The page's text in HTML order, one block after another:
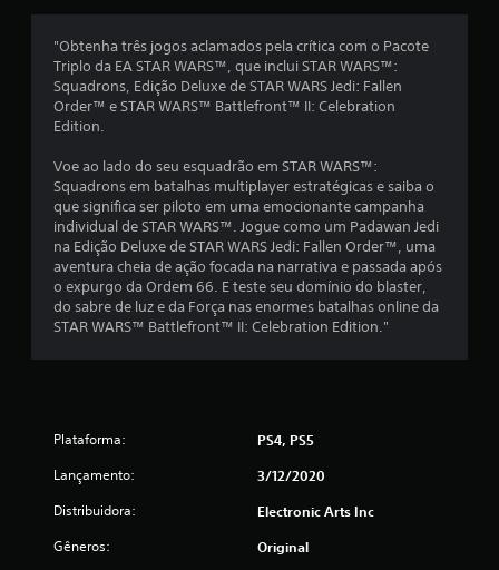
s
e
m
t
o
t
a
"Obtenha três jogos aclamados pela crítica com o Pacote
Triplo da EA STAR WARS™, que inclui STAR WARS™:
Squadrons, Edição Deluxe de STAR WARS Jedi: Fallen
Order™ e STAR WARS™ Battlefront™ II: Celebration
Edition.
Voe ao lado do seu esquadrão em STAR WARS™:
Squadrons em batalhas multiplayer estratégicas e saiba o
que significa ser piloto em uma emocionante campanha
individual de STAR WARS™. Jogue como um Padawan Jedi
na Edição Deluxe de STAR WARS Jedi: Fallen Order™, uma
aventura cheia de ação focada na narrativa e passada após
o expurgo da Ordem 66. E teste seu domínio do blaster,
do sabre de luz e da Força nas enormes batalhas online da
STAR WARS™ Battlefront™ II: Celebration Edition."
Plataforma: PS4, PS5
Lançamento: 3/12/2020
Distribuidora: Electronic Arts Inc
Gêneros: Original